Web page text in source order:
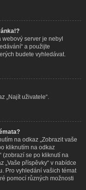
server je nebyl
a použijte
budete vyhledávat.
„Najít uživatele“.
na odkaz „Zobrazit vaše
kliknutím na odkaz
(zobrazí se po kliknutí na
„Vaše příspěvky“ v nabídce
Pro vyhledání vašich témat
pomocí různých možnosti